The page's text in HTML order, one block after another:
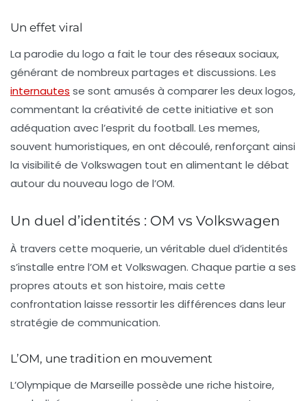
Un effet viral
La parodie du logo a fait le tour des réseaux sociaux,
générant de nombreux partages et discussions. Les
internautes se sont amusés à comparer les deux logos,
commentant la créativité de cette initiative et son
adéquation avec l’esprit du football. Les memes,
souvent humoristiques, en ont découlé, renforçant ainsi
la visibilité de Volkswagen tout en alimentant le débat
autour du nouveau logo de l’OM.
Un duel d’identités : OM vs Volkswagen
À travers cette moquerie, un véritable duel d’identités
s’installe entre l’OM et Volkswagen. Chaque partie a ses
propres atouts et son histoire, mais cette
confrontation laisse ressortir les différences dans leur
stratégie de communication.
L’OM, une tradition en mouvement
L’Olympique de Marseille possède une riche histoire,